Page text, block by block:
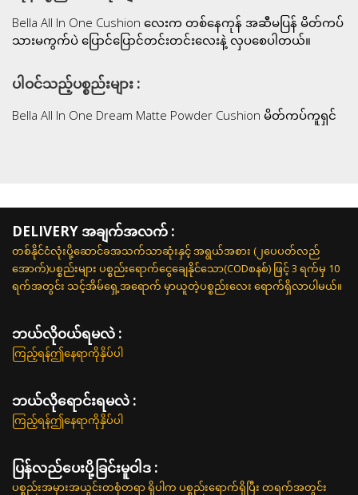
Bella All In One Cushion လေးက တစ်နေကုန် အဆီမပြန် မိတ်ကပ်
သားမကွက်ပဲ ပြောင်ပြောင်တင်းတင်းလေးနဲ့ လှပစေပါတယ်။
ပါဝင်သည့်ပစ္စည်းများ :
Bella All In One Dream Matte Powder Cushion မိတ်ကပ်ကူရှင်
DELIVERY အချက်အလက် :
တစ်နိုင်ငံလုံးပို့ဆောင်ခအသက်သာဆုံးနှင့် အရွယ်အစား (၂ပေပတ်လည်
အောက်)ပစ္စည်းများ ပစ္စည်းရောက်ငွေချေနိုင်သော(CODစနစ်) ဖြင့် 3 ရက်မှ 10
ရက်အတွင်း သင့်အိမ်ရှေ့အရောက် မှာယူတဲ့ပစ္စည်းလေး ရောက်ရှိလာပါမယ်။
ဘယ်လို၀ယ်ရမလဲ :
ကြည့်ရန်ဤနေရာကိုနှိပ်ပါ
ဘယ်လိုရောင်းရမလဲ :
ကြည့်ရန်ဤနေရာကိုနှိပ်ပါ
ပြန်လည်ပေးပို့ခြင်းမူဝါဒ :
ပစ္စည်းအမှားအယွင်းတစုံတရာ ရှိပါက ပစ္စည်းရောက်ရှိပြီး တရက်အတွင်း